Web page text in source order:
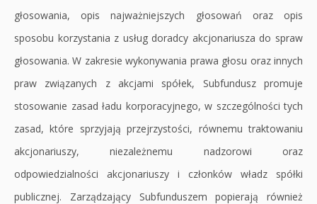
głosowania, opis najważniejszych głosowań oraz opis
sposobu korzystania z usług doradcy akcjonariusza do spraw
głosowania. W zakresie wykonywania prawa głosu oraz innych
praw związanych z akcjami spółek, Subfundusz promuje
stosowanie zasad ładu korporacyjnego, w szczególności tych
zasad, które sprzyjają przejrzystości, równemu traktowaniu
akcjonariuszy, niezależnemu nadzorowi oraz
odpowiedzialności akcjonariuszy i członków władz spółki
publicznej. Zarządzający Subfunduszem popierają również